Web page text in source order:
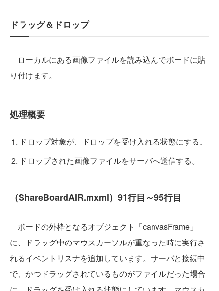
ドラッグ＆ドロップ
ローカルにある画像ファイルを読み込んでボードに貼
り付けます。
処理概要
ドロップ対象が、ドロップを受け入れる状態にする。
ドロップされた画像ファイルをサーバへ送信する。
（ShareBoardAIR.mxml）91行目～95行目
ボードの外枠となるオブジェクト「canvasFrame」
に、ドラッグ中のマウスカーソルが重なった時に実行さ
れるイベントリスナを追加しています。サーバと接続中
で、かつドラッグされているものがファイルだった場合